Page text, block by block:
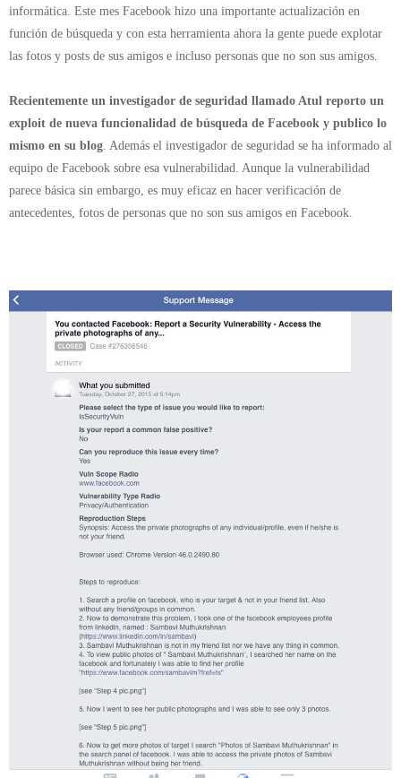
informática. Este mes Facebook hizo una importante actualización en
función de búsqueda y con esta herramienta ahora la gente puede explotar
las fotos y posts de sus amigos e incluso personas que no son sus amigos.
Recientemente un investigador de seguridad llamado Atul reporto un
exploit de nueva funcionalidad de búsqueda de Facebook y publico lo
mismo en su blog. Además el investigador de seguridad se ha informado al
equipo de Facebook sobre esa vulnerabilidad. Aunque la vulnerabilidad
parece básica sin embargo, es muy eficaz en hacer verificación de
antecedentes, fotos de personas que no son sus amigos en Facebook.